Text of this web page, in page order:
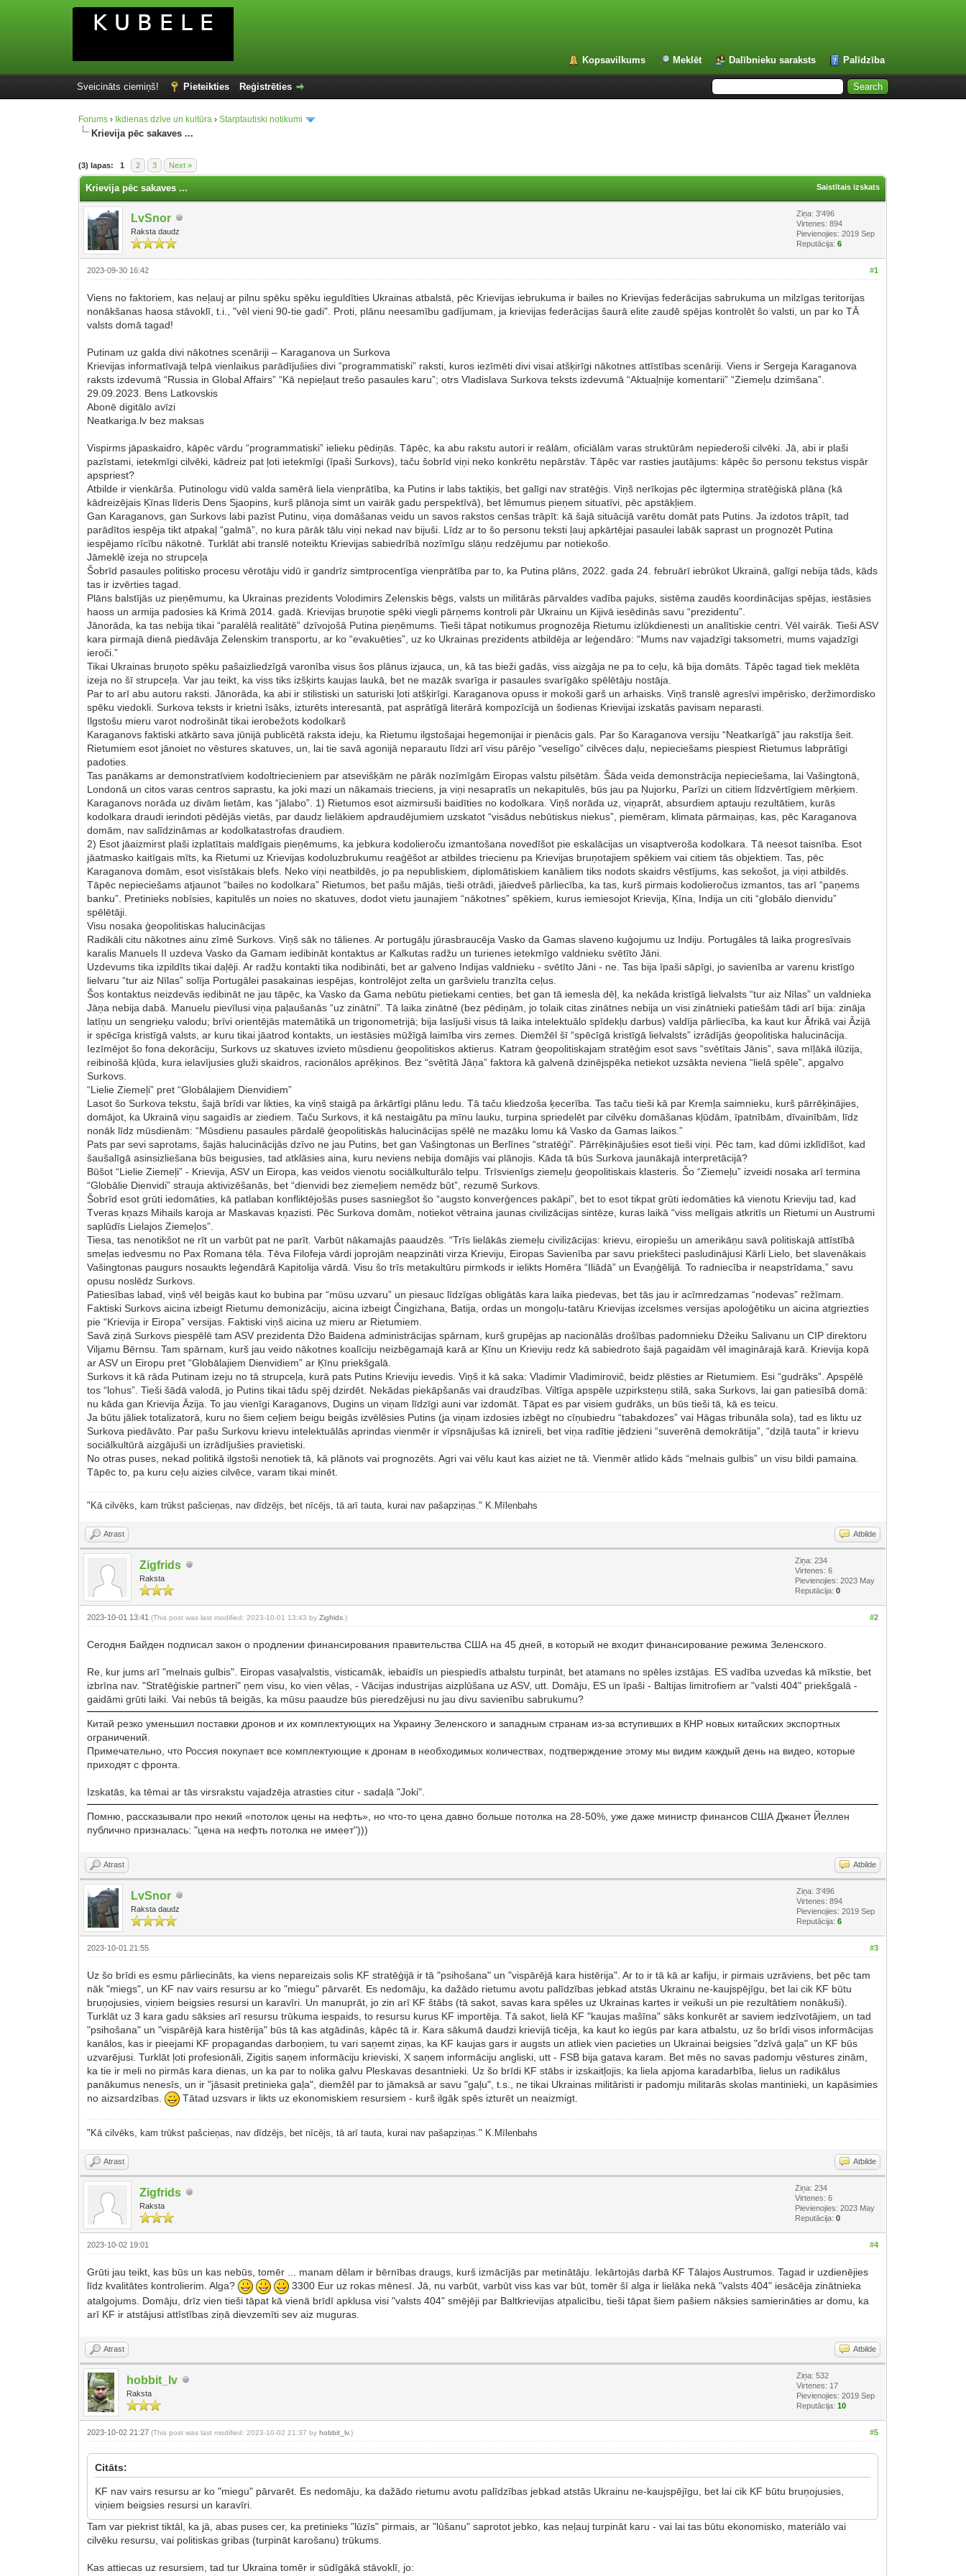
Kopsavilkums Meklēt Dalībnieku saraksts Palīdzība
Sveicināts ciemiņš! Pieteikties Reģistrēties
Forums › Ikdienas dzīve un kultūra ›Starptautiski notikumi
Krievija pēc sakaves ...
(3) lapas: 1 2 3 Next »
Saistītais izskats
Krievija pēc sakaves ...
LvSnor
Raksta daudz
Ziņa: 3'496
Virtenes: 894
Pievienojies: 2019 Sep
Reputācija:6
#1
2023-09-30 16:42
Viens no faktoriem, kas neļauj ar pilnu spēku spēku ieguldīties Ukrainas atbalstā, pēc Krievijas iebrukuma ir bailes no Krievijas federācijas sabrukuma un milzīgas teritorijas
nonākšanas haosa stāvoklī, t.i., "vēl vieni 90-tie gadi". Proti, plānu neesamību gadījumam, ja krievijas federācijas šaurā elite zaudē spējas kontrolēt šo valsti, un par ko TĀ
valsts domā tagad!
Putinam uz galda divi nākotnes scenāriji – Karaganova un Surkova
Krievijas informatīvajā telpā vienlaikus parādījušies divi “programmatiski” raksti, kuros iezīmēti divi visai atšķirīgi nākotnes attīstības scenāriji. Viens ir Sergeja Karaganova
raksts izdevumā “Russia in Global Affairs” “Kā nepieļaut trešo pasaules karu”; otrs Vladislava Surkova teksts izdevumā “Aktuaļnije komentarii” “Ziemeļu dzimšana”.
29.09.2023. Bens Latkovskis
Abonē digitālo avīzi
Neatkariga.lv bez maksas
Vispirms jāpaskaidro, kāpēc vārdu “programmatiski” ielieku pēdiņās. Tāpēc, ka abu rakstu autori ir reālām, oficiālām varas struktūrām nepiederoši cilvēki. Jā, abi ir plaši
pazīstami, ietekmīgi cilvēki, kādreiz pat ļoti ietekmīgi (īpaši Surkovs), taču šobrīd viņi neko konkrētu nepārstāv. Tāpēc var rasties jautājums: kāpēc šo personu tekstus vispār
apspriest?
Atbilde ir vienkārša. Putinologu vidū valda samērā liela vienprātība, ka Putins ir labs taktiķis, bet galīgi nav stratēģis. Viņš nerīkojas pēc ilgtermiņa stratēģiskā plāna (kā
kādreizējais Ķīnas līderis Dens Sjaopins, kurš plānoja simt un vairāk gadu perspektīvā), bet lēmumus pieņem situatīvi, pēc apstākļiem.
Gan Karaganovs, gan Surkovs labi pazīst Putinu, viņa domāšanas veidu un savos rakstos cenšas trāpīt: kā šajā situācijā varētu domāt pats Putins. Ja izdotos trāpīt, tad
parādītos iespēja tikt atpakaļ “galmā”, no kura pārāk tālu viņi nekad nav bijuši. Līdz ar to šo personu teksti ļauj apkārtējai pasaulei labāk saprast un prognozēt Putina
iespējamo rīcību nākotnē. Turklāt abi translē noteiktu Krievijas sabiedrībā nozīmīgu slāņu redzējumu par notiekošo.
Jāmeklē izeja no strupceļa
Šobrīd pasaules politisko procesu vērotāju vidū ir gandrīz simtprocentīga vienprātība par to, ka Putina plāns, 2022. gada 24. februārī iebrūkot Ukrainā, galīgi nebija tāds, kāds
tas ir izvērties tagad.
Plāns balstījās uz pieņēmumu, ka Ukrainas prezidents Volodimirs Zelenskis bēgs, valsts un militārās pārvaldes vadība pajuks, sistēma zaudēs koordinācijas spējas, iestāsies
haoss un armija padosies kā Krimā 2014. gadā. Krievijas bruņotie spēki viegli pārņems kontroli pār Ukrainu un Kijivā iesēdinās savu “prezidentu”.
Jānorāda, ka tas nebija tikai “paralēlā realitātē” dzīvojošā Putina pieņēmums. Tieši tāpat notikumus prognozēja Rietumu izlūkdienesti un analītiskie centri. Vēl vairāk. Tieši ASV
kara pirmajā dienā piedāvāja Zelenskim transportu, ar ko “evakuēties”, uz ko Ukrainas prezidents atbildēja ar leģendāro: “Mums nav vajadzīgi taksometri, mums vajadzīgi
ieroči.”
Tikai Ukrainas bruņoto spēku pašaizliedzīgā varonība visus šos plānus izjauca, un, kā tas bieži gadās, viss aizgāja ne pa to ceļu, kā bija domāts. Tāpēc tagad tiek meklēta
izeja no šī strupceļa. Var jau teikt, ka viss tiks izšķirts kaujas laukā, bet ne mazāk svarīga ir pasaules svarīgāko spēlētāju nostāja.
Par to arī abu autoru raksti. Jānorāda, ka abi ir stilistiski un saturiski ļoti atšķirīgi. Karaganova opuss ir mokoši garš un arhaisks. Viņš translē agresīvi impērisko, deržimordisko
spēku viedokli. Surkova teksts ir krietni īsāks, izturēts interesantā, pat asprātīgā literārā kompozīcijā un šodienas Krievijai izskatās pavisam neparasti.
Ilgstošu mieru varot nodrošināt tikai ierobežots kodolkarš
Karaganovs faktiski atkārto sava jūnijā publicētā raksta ideju, ka Rietumu ilgstošajai hegemonijai ir pienācis gals. Par šo Karaganova versiju “Neatkarīgā” jau rakstīja šeit.
Rietumiem esot jānoiet no vēstures skatuves, un, lai tie savā agonijā neparautu līdzi arī visu pārējo “veselīgo” cilvēces daļu, nepieciešams piespiest Rietumus labprātīgi
padoties.
Tas panākams ar demonstratīviem kodoltriecieniem par atsevišķām ne pārāk nozīmīgām Eiropas valstu pilsētām. Šāda veida demonstrācija nepieciešama, lai Vašingtonā,
Londonā un citos varas centros saprastu, ka joki mazi un nākamais trieciens, ja viņi nesapratīs un nekapitulēs, būs jau pa Ņujorku, Parīzi un citiem līdzvērtīgiem mērķiem.
Karaganovs norāda uz divām lietām, kas “jālabo”. 1) Rietumos esot aizmirsuši baidīties no kodolkara. Viņš norāda uz, viņaprāt, absurdiem aptauju rezultātiem, kurās
kodolkara draudi ierindoti pēdējās vietās, par daudz lielākiem apdraudējumiem uzskatot “visādus nebūtiskus niekus”, piemēram, klimata pārmaiņas, kas, pēc Karaganova
domām, nav salīdzināmas ar kodolkatastrofas draudiem.
2) Esot jāaizmirst plaši izplatītais maldīgais pieņēmums, ka jebkura kodolieroču izmantošana novedīšot pie eskalācijas un visaptveroša kodolkara. Tā neesot taisnība. Esot
jāatmasko kaitīgais mīts, ka Rietumi uz Krievijas kodoluzbrukumu reaģēšot ar atbildes triecienu pa Krievijas bruņotajiem spēkiem vai citiem tās objektiem. Tas, pēc
Karaganova domām, esot visīstākais blefs. Neko viņi neatbildēs, jo pa nepubliskiem, diplomātiskiem kanāliem tiks nodots skaidrs vēstījums, kas sekošot, ja viņi atbildēs.
Tāpēc nepieciešams atjaunot “bailes no kodolkara” Rietumos, bet pašu mājās, tieši otrādi, jāiedveš pārliecība, ka tas, kurš pirmais kodolieročus izmantos, tas arī “paņems
banku”. Pretinieks nobīsies, kapitulēs un noies no skatuves, dodot vietu jaunajiem “nākotnes” spēkiem, kurus iemiesojot Krievija, Ķīna, Indija un citi “globālo dienvidu”
spēlētāji.
Visu nosaka ģeopolitiskas halucinācijas
Radikāli citu nākotnes ainu zīmē Surkovs. Viņš sāk no tālienes. Ar portugāļu jūrasbraucēja Vasko da Gamas slaveno kuģojumu uz Indiju. Portugāles tā laika progresīvais
karalis Manuels II uzdeva Vasko da Gamam iedibināt kontaktus ar Kalkutas radžu un turienes ietekmīgo valdnieku svētīto Jāni.
Uzdevums tika izpildīts tikai daļēji. Ar radžu kontakti tika nodibināti, bet ar galveno Indijas valdnieku - svētīto Jāni - ne. Tas bija īpaši sāpīgi, jo savienība ar varenu kristīgo
lielvaru “tur aiz Nīlas” solīja Portugālei pasakainas iespējas, kontrolējot zelta un garšvielu tranzīta ceļus.
Šos kontaktus neizdevās iedibināt ne jau tāpēc, ka Vasko da Gama nebūtu pietiekami centies, bet gan tā iemesla dēļ, ka nekāda kristīgā lielvalsts “tur aiz Nīlas” un valdnieka
Jāņa nebija dabā. Manuelu pievīlusi viņa paļaušanās “uz zinātni”. Tā laika zinātnē (bez pēdiņām, jo tolaik citas zinātnes nebija un visi zinātnieki patiešām tādi arī bija: zināja
latīņu un sengrieķu valodu; brīvi orientējās matemātikā un trigonometrijā; bija lasījuši visus tā laika intelektuālo spīdekļu darbus) valdīja pārliecība, ka kaut kur Āfrikā vai Āzijā
ir spēcīga kristīgā valsts, ar kuru tikai jāatrod kontakts, un iestāsies mūžīgā laimība virs zemes. Diemžēl šī “spēcīgā kristīgā lielvalsts” izrādījās ģeopolitiska halucinācija.
Iezīmējot šo fona dekorāciju, Surkovs uz skatuves izvieto mūsdienu ģeopolitiskos aktierus. Katram ģeopolitiskajam stratēģim esot savs “svētītais Jānis”, sava mīļākā ilūzija,
reibinošā kļūda, kura ielavījusies gluži skaidros, racionālos aprēķinos. Bez “svētītā Jāņa” faktora kā galvenā dzinējspēka netiekot uzsākta neviena “lielā spēle”, apgalvo
Surkovs.
“Lielie Ziemeļi” pret “Globālajiem Dienvidiem”
Lasot šo Surkova tekstu, šajā brīdi var likties, ka viņš staigā pa ārkārtīgi plānu ledu. Tā taču kliedzoša ķecerība. Tas taču tieši kā par Kremļa saimnieku, kurš pārrēķinājies,
domājot, ka Ukrainā viņu sagaidīs ar ziediem. Taču Surkovs, it kā nestaigātu pa mīnu lauku, turpina spriedelēt par cilvēku domāšanas kļūdām, īpatnībām, dīvainībām, līdz
nonāk līdz mūsdienām: “Mūsdienu pasaules pārdalē ģeopolitiskās halucinācijas spēlē ne mazāku lomu kā Vasko da Gamas laikos.”
Pats par sevi saprotams, šajās halucinācijās dzīvo ne jau Putins, bet gan Vašingtonas un Berlīnes “stratēģi”. Pārrēķinājušies esot tieši viņi. Pēc tam, kad dūmi izklīdīšot, kad
šaušalīgā asinsizliešana būs beigusies, tad atklāsies aina, kuru neviens nebija domājis vai plānojis. Kāda tā būs Surkova jaunākajā interpretācijā?
Būšot “Lielie Ziemeļi” - Krievija, ASV un Eiropa, kas veidos vienotu sociālkulturālo telpu. Trīsvienīgs ziemeļu ģeopolitiskais klasteris. Šo “Ziemeļu” izveidi nosaka arī termina
“Globālie Dienvidi” strauja aktivizēšanās, bet “dienvidi bez ziemeļiem nemēdz būt”, rezumē Surkovs.
Šobrīd esot grūti iedomāties, kā patlaban konfliktējošās puses sasniegšot šo “augsto konverģences pakāpi”, bet to esot tikpat grūti iedomāties kā vienotu Krieviju tad, kad
Tveras kņazs Mihails karoja ar Maskavas kņazisti. Pēc Surkova domām, notiekot vētraina jaunas civilizācijas sintēze, kuras laikā “viss melīgais atkritīs un Rietumi un Austrumi
saplūdīs Lielajos Ziemeļos”.
Tiesa, tas nenotikšot ne rīt un varbūt pat ne parīt. Varbūt nākamajās paaudzēs. “Trīs lielākās ziemeļu civilizācijas: krievu, eiropiešu un amerikāņu savā politiskajā attīstībā
smeļas iedvesmu no Pax Romana tēla. Tēva Filofeja vārdi joprojām neapzināti virza Krieviju, Eiropas Savienība par savu priekšteci pasludinājusi Kārli Lielo, bet slavenākais
Vašingtonas paugurs nosaukts leģendārā Kapitolija vārdā. Visu šo trīs metakultūru pirmkods ir ielikts Homēra “Iliādā” un Evaņģēlijā. To radniecība ir neapstrīdama,” savu
opusu noslēdz Surkovs.
Patiesības labad, viņš vēl beigās kaut ko bubina par “mūsu uzvaru” un piesauc līdzīgas obligātās kara laika piedevas, bet tās jau ir acīmredzamas “nodevas” režīmam.
Faktiski Surkovs aicina izbeigt Rietumu demonizāciju, aicina izbeigt Čingizhana, Batija, ordas un mongoļu-tatāru Krievijas izcelsmes versijas apoloģētiku un aicina atgriezties
pie “Krievija ir Eiropa” versijas. Faktiski viņš aicina uz mieru ar Rietumiem.
Savā ziņā Surkovs piespēlē tam ASV prezidenta Džo Baidena administrācijas spārnam, kurš grupējas ap nacionālās drošības padomnieku Džeiku Salivanu un CIP direktoru
Viljamu Bērnsu. Tam spārnam, kurš jau veido nākotnes koalīciju neizbēgamajā karā ar Ķīnu un Krieviju redz kā sabiedroto šajā pagaidām vēl imaginārajā karā. Krievija kopā
ar ASV un Eiropu pret “Globālajiem Dienvidiem” ar Ķīnu priekšgalā.
Surkovs it kā rāda Putinam izeju no tā strupceļa, kurā pats Putins Krieviju ievedis. Viņš it kā saka: Vladimir Vladimirovič, beidz plēsties ar Rietumiem. Esi “gudrāks”. Apspēlē
tos “lohus”. Tieši šādā valodā, jo Putins tikai tādu spēj dzirdēt. Nekādas piekāpšanās vai draudzības. Viltīga apspēle uzpirksteņu stilā, saka Surkovs, lai gan patiesībā domā:
nu kāda gan Krievija Āzija. To jau vienīgi Karaganovs, Dugins un viņam līdzīgi auni var izdomāt. Tāpat es par visiem gudrāks, un būs tieši tā, kā es teicu.
Ja būtu jāliek totalizatorā, kuru no šiem ceļiem beigu beigās izvēlēsies Putins (ja viņam izdosies izbēgt no cīņubiedru “tabakdozes” vai Hāgas tribunāla sola), tad es liktu uz
Surkova piedāvāto. Par pašu Surkovu krievu intelektuālās aprindas vienmēr ir vīpsnājušas kā iznireli, bet viņa radītie jēdzieni “suverēnā demokrātija”, “dziļā tauta” ir krievu
sociālkultūrā aizgājuši un izrādījušies pravietiski.
No otras puses, nekad politikā ilgstoši nenotiek tā, kā plānots vai prognozēts. Agri vai vēlu kaut kas aiziet ne tā. Vienmēr atlido kāds “melnais gulbis” un visu bildi pamaina.
Tāpēc to, pa kuru ceļu aizies cilvēce, varam tikai minēt.
"Kā cilvēks, kam trūkst pašcieņas, nav dīdzējs, bet nīcējs, tā arī tauta, kurai nav pašapziņas." K.Mīlenbahs
Atrast Atbilde
Zigfrids
Raksta
Ziņa: 234
Virtenes: 6
Pievienojies: 2023 May
Reputācija:0
#2
2023-10-01 13:41(This post was last modified: 2023-10-01 13:43 byZigfrids .)
Сегодня Байден подписал закон о продлении финансирования правительства США на 45 дней, в который не входит финансирование режима Зеленского.
Re, kur jums arī "melnais gulbis". Eiropas vasaļvalstis, visticamāk, iebaidīs un piespiedīs atbalstu turpināt, bet atamans no spēles izstājas. ES vadība uzvedas kā mīkstie, bet
izbrīna nav. "Stratēģiskie partneri" ņem visu, ko vien vēlas, - Vācijas industrijas aizplūšana uz ASV, utt. Domāju, ES un īpaši - Baltijas limitrofiem ar "valsti 404" priekšgalā -
gaidāmi grūti laiki. Vai nebūs tā beigās, ka mūsu paaudze būs pieredzējusi nu jau divu savienību sabrukumu?
Китай резко уменьшил поставки дронов и их комплектующих на Украину Зеленского и западным странам из-за вступивших в КНР новых китайских экспортных
ограничений.
Примечательно, что Россия покупает все комплектующие к дронам в необходимых количествах, подтверждение этому мы видим каждый день на видео, которые
приходят с фронта.
Izskatās, ka tēmai ar tās virsrakstu vajadzēja atrasties citur - sadaļā "Joki".
Помню, рассказывали про некий «потолок цены на нефть», но что-то цена давно больше потолка на 28-50%, уже даже министр финансов США Джанет Йеллен
публично призналась: "цена на нефть потолка не имеет")))
Atrast Atbilde
LvSnor
Raksta daudz
Ziņa: 3'496
Virtenes: 894
Pievienojies: 2019 Sep
Reputācija:6
#3
2023-10-01 21:55
Uz šo brīdi es esmu pārliecināts, ka viens nepareizais solis KF stratēģijā ir tā "psihošana" un "vispārējā kara histērija". Ar to ir tā kā ar kafiju, ir pirmais uzrāviens, bet pēc tam
nāk "miegs", un KF nav vairs resursu ar ko "miegu" pārvarēt. Es nedomāju, ka dažādo rietumu avotu palīdzības jebkad atstās Ukrainu ne-kaujspējīgu, bet lai cik KF būtu
bruņojusies, viņiem beigsies resursi un karavīri. Un manuprāt, jo zin arī KF štābs (tā sakot, savas kara spēles uz Ukrainas kartes ir veikuši un pie rezultātiem nonākuši).
Turklāt uz 3 kara gadu sāksies arī resursu trūkuma iespaids, to resursu kurus KF importēja. Tā sakot, lielā KF "kaujas mašīna" sāks konkurēt ar saviem iedzīvotājiem, un tad
"psihošana" un "vispārējā kara histērija" būs tā kas atgādinās, kāpēc tā ir. Kara sākumā daudzi krievijā ticēja, ka kaut ko iegūs par kara atbalstu, uz šo brīdi visos informācijas
kanālos, kas ir pieejami KF propagandas darboņiem, tu vari saņemt ziņas, ka KF kaujas gars ir augsts un atliek vien pacieties un Ukrainai beigsies "dzīvā gaļa" un KF būs
uzvarējusi. Turklāt ļoti profesionāli, Zigitis saņem informāciju krieviski, X saņem informāciju angliski, utt - FSB bija gatava karam. Bet mēs no savas padomju vēstures zinām,
ka tie ir meli no pirmās kara dienas, un ka par to nolika galvu Pleskavas desantnieki. Uz šo brīdi KF stābs ir izskaitļojis, ka liela apjoma karadarbība, lielus un radikālus
panākumus nenesīs, un ir "jāsasit pretinieka gaļa", diemžēl par to jāmaksā ar savu "gaļu", t.s., ne tikai Ukrainas militāristi ir padomju militarās skolas mantinieki, un kapāsimies
no aizsardzības.
Tātad uzsvars ir likts uz ekonomiskiem resursiem - kurš ilgāk spēs izturēt un neaizmigt.
"Kā cilvēks, kam trūkst pašcieņas, nav dīdzējs, bet nīcējs, tā arī tauta, kurai nav pašapziņas." K.Mīlenbahs
Atrast Atbilde
Zigfrids
Raksta
Ziņa: 234
Virtenes: 6
Pievienojies: 2023 May
Reputācija:0
#4
2023-10-02 19:01
Grūti jau teikt, kas būs un kas nebūs, tomēr ... manam dēlam ir bērnības draugs, kurš izmācījās par metinātāju. Iekārtojās darbā KF Tālajos Austrumos. Tagad ir uzdienējies
līdz kvalitātes kontrolierim. Alga?
3300 Eur uz rokas mēnesī. Jā, nu varbūt, varbūt viss kas var būt, tomēr šī alga ir lielāka nekā "valsts 404" iesācēja zinātnieka
atalgojums. Domāju, drīz vien tieši tāpat kā vienā brīdī apklusa visi "valsts 404" smējēji par Baltkrievijas atpalicību, tieši tāpat šiem pašiem nāksies samierināties ar domu, ka
arī KF ir atstājusi attīstības ziņā dievzemīti sev aiz muguras.
Atrast Atbilde
hobbit_lv
Raksta
Ziņa: 532
Virtenes: 17
Pievienojies: 2019 Sep
Reputācija:10
#5
2023-10-02 21:27(This post was last modified: 2023-10-02 21:37 byhobbit_lv.)
Citāts:
KF nav vairs resursu ar ko "miegu" pārvarēt. Es nedomāju, ka dažādo rietumu avotu palīdzības jebkad atstās Ukrainu ne-kaujspējīgu, bet lai cik KF būtu bruņojusies,
viņiem beigsies resursi un karavīri.
Tam var piekrist tiktāl, ka jā, abas puses cer, ka pretinieks "lūzīs" pirmais, ar "lūšanu" saprotot jebko, kas neļauj turpināt karu - vai lai tas būtu ekonomisko, materiālo vai
cilvēku resursu, vai politiskas gribas (turpināt karošanu) trūkums.
Kas attiecas uz resursiem, tad tur Ukraina tomēr ir sūdīgākā stāvoklī, jo: